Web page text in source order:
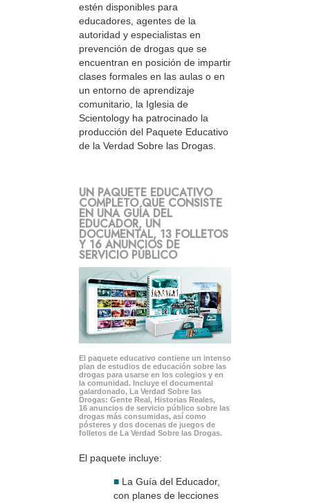
estén disponibles para
educadores, agentes de la
autoridad y especialistas en
prevención de drogas que se
encuentran en posición de impartir
clases formales en las aulas o en
un entorno de aprendizaje
comunitario, la Iglesia de
Scientology ha patrocinado la
producción del Paquete Educativo
de la Verdad Sobre las Drogas.
UN PAQUETE EDUCATIVO
COMPLETO QUE CONSISTE
EN UNA GUÍA DEL
EDUCADOR, UN
DOCUMENTAL, 13 FOLLETOS
Y 16 ANUNCIOS DE
SERVICIO PÚBLICO
El paquete educativo contiene un intenso
plan de estudios de educación sobre las
drogas para usarse en los colegios y en
la comunidad. Incluye el documental
galardonado, La Verdad Sobre las
Drogas: Gente Real, Historias Reales,
16 anuncios de servicio público sobre las
drogas más consumidas, así como
pósteres y dos docenas de juegos de
folletos de La Verdad Sobre las Drogas.
El paquete incluye:
■ La Guía del Educador,
con planes de lecciones